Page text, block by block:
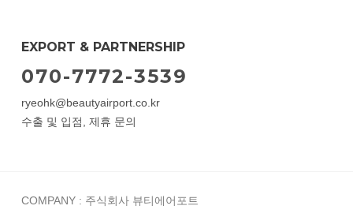
EXPORT & PARTNERSHIP
070-7772-3539
ryeohk@beautyairport.co.kr
수출 및 입점, 제휴 문의
COMPANY : 주식회사 뷰티에어포트